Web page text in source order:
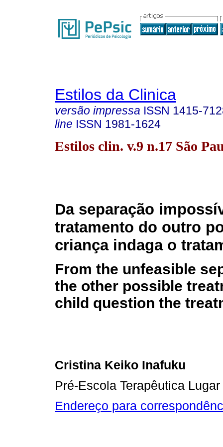
Estilos da Clinica
versão impressa ISSN 1415-
line ISSN 1981-1624
Estilos clin. v.9 n.17 São
Da separação
tratamento do outro
criança indaga o
From the unfeasible
the other possible
child question the
Cristina Keiko Inafuku
Pré-Escola Terapêutica
Endereço para